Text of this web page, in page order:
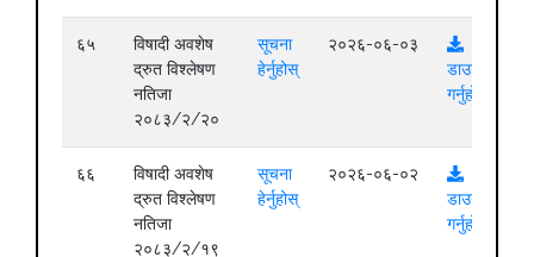
६५
विषादी अवशेष
द्रुत विश्लेषण
नतिजा
२०८३/२/२०
सूचना
हेर्नुहोस्
२०२६-०६-०३
डाउनलोड
गर्नुहोस्
६६
विषादी अवशेष
द्रुत विश्लेषण
नतिजा
२०८३/२/१९
सूचना
हेर्नुहोस्
२०२६-०६-०२
डाउनलोड
गर्नुहोस्